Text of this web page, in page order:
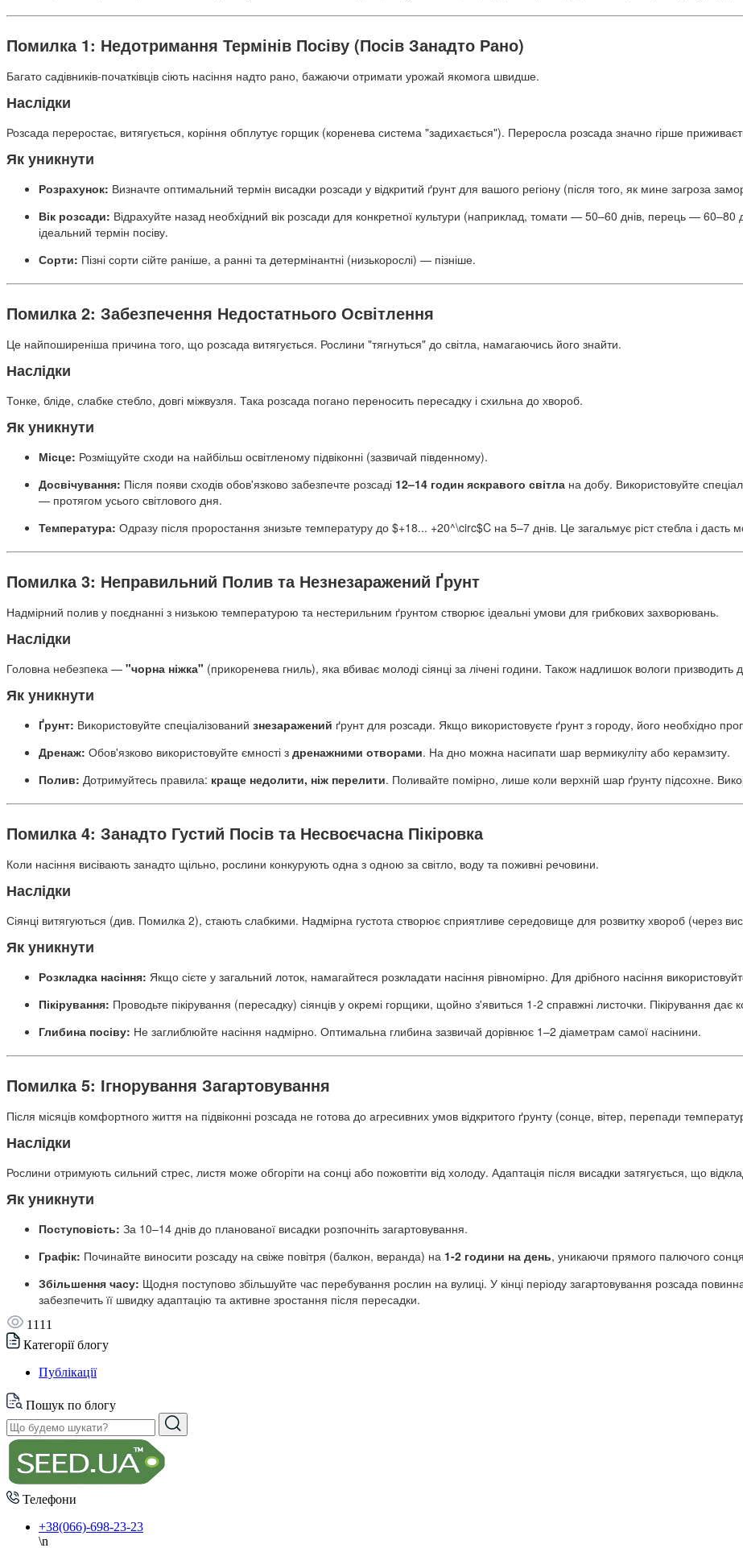
Помилка 1: Недотримання Термінів Посіву (Посів Занадто Рано)
Багато садівників-початківців сіють насіння надто рано, бажаючи отримати урожай якомога швидше.
Наслідки
Розсада переростає, витягується, коріння обплутує горщик (коренева система "задихається"). Переросла розсада значно гірше
Як уникнути
Розрахунок: Визначте оптимальний термін висадки розсади у відкритий ґрунт для вашого регіону (після того, як мине загроза
Вік розсади: Відрахуйте назад необхідний вік розсади для конкретної культури (наприклад, томати — 50–60 днів, перець —
ідеальний термін посіву.
Сорти: Пізні сорти сійте раніше, а ранні та детермінантні (низькорослі) — пізніше.
Помилка 2: Забезпечення Недостатнього Освітлення
Це найпоширеніша причина того, що розсада витягується. Рослини "тягнуться" до світла, намагаючись його знайти.
Наслідки
Тонке, бліде, слабке стебло, довгі міжвузля. Така розсада погано переносить пересадку і схильна до хвороб.
Як уникнути
Місце: Розміщуйте сходи на найбільш освітленому підвіконні (зазвичай південному).
Досвічування: Після появи сходів обов'язково забезпечте розсаді 12–14 годин яскравого світла на добу. Використовуйте
— протягом усього світлового дня.
Температура: Одразу після проростання знизьте температуру до $+18... +20^\circ$C на 5–7 днів. Це загальмує ріст стебла і дасть
Помилка 3: Неправильний Полив та Незнезаражений Ґрунт
Надмірний полив у поєднанні з низькою температурою та нестерильним ґрунтом створює ідеальні умови для грибкових захворювань.
Наслідки
Головна небезпека — "чорна ніжка" (прикоренева гниль), яка вбиває молоді сіянці за лічені години. Також надлишок вологи призводить
Як уникнути
Ґрунт: Використовуйте спеціалізований знезаражений ґрунт для розсади. Якщо використовуєте ґрунт з городу, його необхідно
Дренаж: Обов'язково використовуйте ємності з дренажними отворами. На дно можна насипати шар вермикуліту або керамзиту.
Полив: Дотримуйтесь правила: краще недолити, ніж перелити. Поливайте помірно, лише коли верхній шар ґрунту підсохне.
Помилка 4: Занадто Густий Посів та Несвоєчасна Пікіровка
Коли насіння висівають занадто щільно, рослини конкурують одна з одною за світло, воду та поживні речовини.
Наслідки
Сіянці витягуються (див. Помилка 2), стають слабкими. Надмірна густота створює сприятливе середовище для розвитку хвороб (через
Як уникнути
Розкладка насіння: Якщо сієте у загальний лоток, намагайтеся розкладати насіння рівномірно. Для дрібного насіння
Пікірування: Проводьте пікірування (пересадку) сіянців у окремі горщики, щойно з'явиться 1-2 справжні листочки. Пікірування дає
Глибина посіву: Не заглиблюйте насіння надмірно. Оптимальна глибина зазвичай дорівнює 1–2 діаметрам самої насінини.
Помилка 5: Ігнорування Загартовування
Після місяців комфортного життя на підвіконні розсада не готова до агресивних умов відкритого ґрунту (сонце, вітер, перепади
Наслідки
Рослини отримують сильний стрес, листя може обгоріти на сонці або пожовтіти від холоду. Адаптація після висадки затягується, що
Як уникнути
Поступовість: За 10–14 днів до планованої висадки розпочніть загартовування.
Графік: Починайте виносити розсаду на свіже повітря (балкон, веранда) на 1-2 години на день, уникаючи прямого палючого сонця
Збільшення часу: Щодня поступово збільшуйте час перебування рослин на вулиці. У кінці періоду загартовування розсада
забезпечить її швидку адаптацію та активне зростання після пересадки.
1111
Категорії блогу
Публікації
Пошук по блогу
Телефони
+38(066)-698-23-23
\n